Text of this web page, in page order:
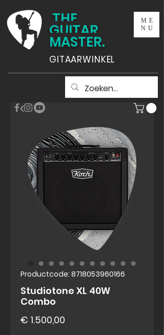
THE
GUITAR
MASTER.
GITAARWINKEL
ME
NU
Productcode: 8718053960166
Studiotone XL 40W
Combo
€ 1.500,00